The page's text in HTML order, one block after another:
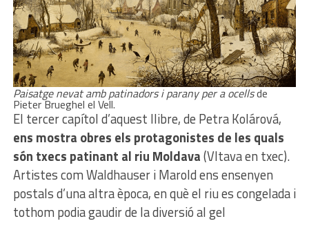
Paisatge nevat amb patinadors i parany per a ocellsde
Pieter Brueghel el Vell.
El tercer capítol d’aquest llibre, de Petra Kolárová,
ens mostra obres els protagonistes de les quals
són txecs patinant al riu Moldava(Vltava en txec).
Artistes com Waldhauser i Marold ens ensenyen
postals d’una altra època, en què el riu es congelada i
tothom podia gaudir de la diversió al gel